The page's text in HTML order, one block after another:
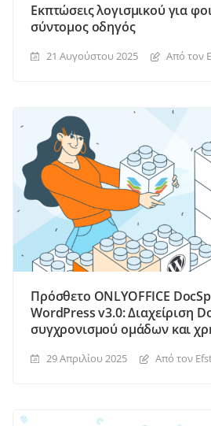
Εκπτώσεις λογισμικού για
σύντομος οδηγός
21 Αυγούστου 2025 Από τον
Πρόσθετο ONLYOFFICE
WordPress v3.0: Διαχείριση
συγχρονισμού ομάδων και
29 Απριλίου 2025 Από τον